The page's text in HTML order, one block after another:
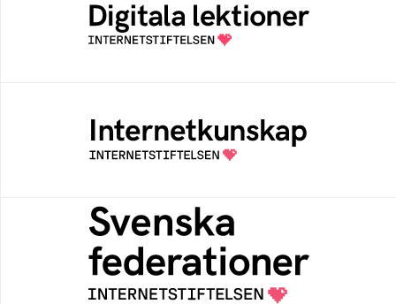
Öppen digital lärresurs med färdiga lektioner
för alla stadier i grundskolan
Samlad kunskap som hjälper dig att bli en
säker och medveten internetanvändare
Svenska federationer
Grunden för medlemskap i en sektors- eller
kontextspecifik federation